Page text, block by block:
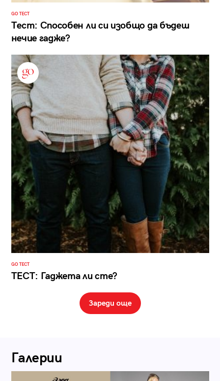
GO ТЕСТ
Тест: Способен ли си изобщо да бъдеш
нечие гадже?
GO ТЕСТ
ТЕСТ: Гаджета ли сте?
Зареди още
Галерии